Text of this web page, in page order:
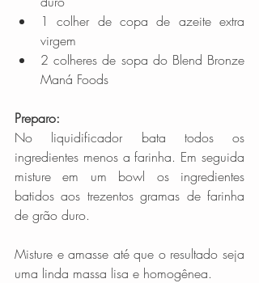
1 colher de copa de azeite extra
virgem
2 colheres de sopa do Blend Bronze
Maná Foods
Preparo:
No liquidificador bata todos os
ingredientes menos a farinha. Em seguida
misture em um bowl os ingredientes
batidos aos trezentos gramas de farinha
de grão duro.
Misture e amasse até que o resultado seja
uma linda massa lisa e homogênea.